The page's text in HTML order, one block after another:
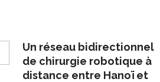
Un réseau bidirectionnel
de chirurgie robotique à
distance entre Hanoï et